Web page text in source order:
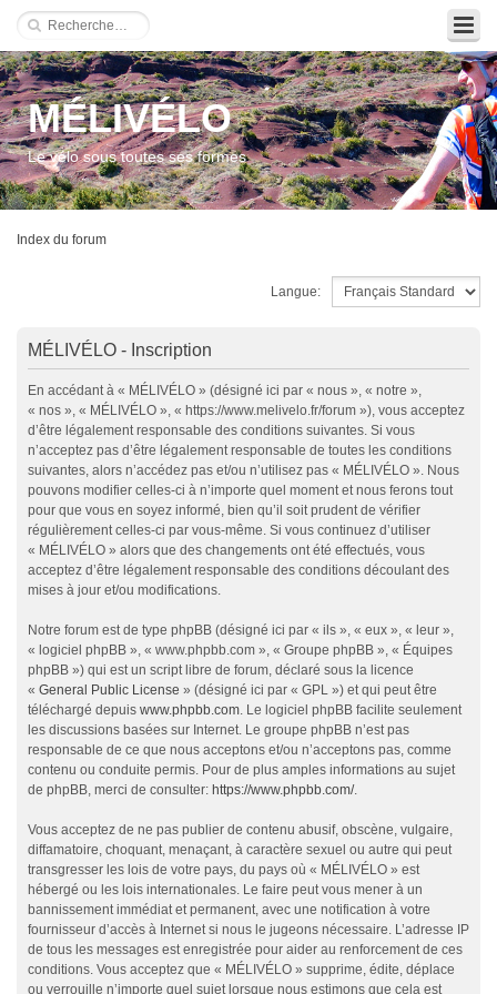
MÉLIVÉLO
Le vélo sous toutes ses formes
Index du forum
Langue:
MÉLIVÉLO - Inscription
En accédant à « MÉLIVÉLO » (désigné ici par « nous », « notre »,
« nos », « MÉLIVÉLO », « https://www.melivelo.fr/forum »), vous acceptez
d’être légalement responsable des conditions suivantes. Si vous
n’acceptez pas d’être légalement responsable de toutes les conditions
suivantes, alors n’accédez pas et/ou n’utilisez pas « MÉLIVÉLO ». Nous
pouvons modifier celles-ci à n’importe quel moment et nous ferons tout
pour que vous en soyez informé, bien qu’il soit prudent de vérifier
régulièrement celles-ci par vous-même. Si vous continuez d’utiliser
« MÉLIVÉLO » alors que des changements ont été effectués, vous
acceptez d’être légalement responsable des conditions découlant des
mises à jour et/ou modifications.
Notre forum est de type phpBB (désigné ici par « ils », « eux », « leur »,
« logiciel phpBB », « www.phpbb.com », « Groupe phpBB », « Équipes
phpBB ») qui est un script libre de forum, déclaré sous la licence
« General Public License » (désigné ici par « GPL ») et qui peut être
téléchargé depuis www.phpbb.com. Le logiciel phpBB facilite seulement
les discussions basées sur Internet. Le groupe phpBB n’est pas
responsable de ce que nous acceptons et/ou n’acceptons pas, comme
contenu ou conduite permis. Pour de plus amples informations au sujet
de phpBB, merci de consulter: https://www.phpbb.com/.
Vous acceptez de ne pas publier de contenu abusif, obscène, vulgaire,
diffamatoire, choquant, menaçant, à caractère sexuel ou autre qui peut
transgresser les lois de votre pays, du pays où « MÉLIVÉLO » est
hébergé ou les lois internationales. Le faire peut vous mener à un
bannissement immédiat et permanent, avec une notification à votre
fournisseur d’accès à Internet si nous le jugeons nécessaire. L’adresse IP
de tous les messages est enregistrée pour aider au renforcement de ces
conditions. Vous acceptez que « MÉLIVÉLO » supprime, édite, déplace
ou verrouille n’importe quel sujet lorsque nous estimons que cela est